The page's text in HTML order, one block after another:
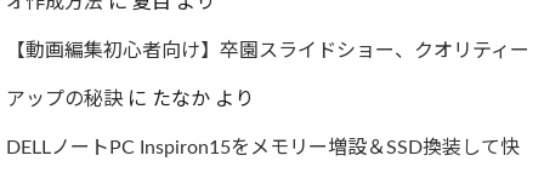
【動画編集初心者向け】卒園スライドショー、クオリティー
アップの秘訣に たなか より
DELLノートPC Inspiron15をメモリー増設＆SSD換装して快